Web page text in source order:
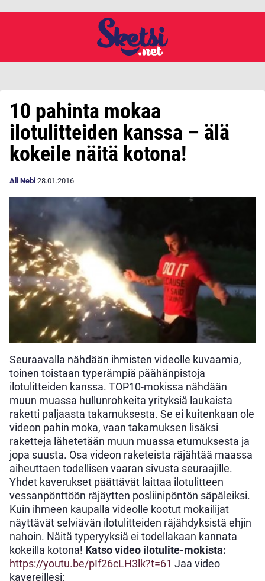
10 pahinta mokaa
ilotulitteiden kanssa – älä
kokeile näitä kotona!
Ali Nebi 28.01.2016
Seuraavalla nähdään ihmisten videolle kuvaamia,
toinen toistaan typerämpiä päähänpistoja
ilotulitteiden kanssa. TOP10-mokissa nähdään
muun muassa hullunrohkeita yrityksiä laukaista
raketti paljaasta takamuksesta. Se ei kuitenkaan ole
videon pahin moka, vaan takamuksen lisäksi
raketteja lähetetään muun muassa etumuksesta ja
jopa suusta. Osa videon raketeista räjähtää maassa
aiheuttaen todellisen vaaran sivusta seuraajille.
Yhdet kaverukset päättävät laittaa ilotulitteen
vessanpönttöön räjäytten posliinipöntön säpäleiksi.
Kuin ihmeen kaupalla videolle kootut mokailijat
näyttävät selviävän ilotulitteiden räjähdyksistä ehjin
nahoin. Näitä typeryyksiä ei todellakaan kannata
kokeilla kotona! Katso video ilotulite-mokista:
https://youtu.be/pIf26cLH3lk?t=61 Jaa video
kavereillesi: